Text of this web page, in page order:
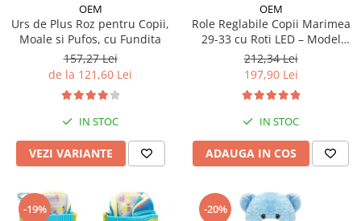
OEM
Urs de Plus Roz pentru Copii,
Moale si Pufos, cu Fundita
157,27 Lei
de la 121,60 Lei
IN STOC
VEZI VARIANTE
OEM
Role Reglabile Copii Marimea
29-33 cu Roti LED – Model
Sirena, SET PROTECTIE
INCLUS
212,34 Lei
197,90 Lei
IN STOC
ADAUGA IN COS
-19% -20%